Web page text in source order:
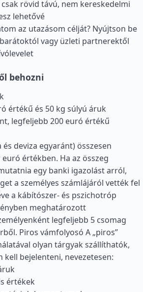
rövid távú, nem kereskedelmi
lehetővé
az utazásom célját? Nyújtson be
vagy üzleti partnerektől
behozni
értékű és 50 kg súlyú áruk
legfeljebb 200 euró értékű
deviza egyaránt) összesen
értékben. Ha az összeg
egy banki igazolást arról,
a személyes számlájáról vették fel
a kábítószer- és pszichotróp
meghatározott
legfeljebb 5 csomag
Piros vámfolyosó A „piros”
olyan tárgyak szállíthatók,
kell bejelenteni, nevezetesen:
értékek